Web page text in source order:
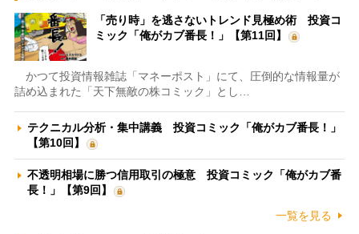
「売り時」を逃さないトレンド見極め術 投資コ
ミック「俺がカブ番長！」【第11回】
かつて投資情報雑誌「マネーポスト」にて、圧倒的な情報量が
詰め込まれた「天下無敵の株コミック」とし…
テクニカル分析・集中講義 投資コミック「俺がカブ番長！」
【第10回】
不透明相場に勝つ信用取引の極意 投資コミック「俺がカブ番
長！」【第9回】
一覧を見る